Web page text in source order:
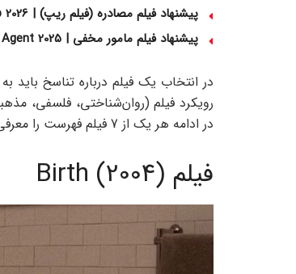
پیشنهاد فیلم مصادره (فیلم ریپ) | The Rip 2026
پیشنهاد فیلم مامور مخفی | The Secret Agent 2025
رویکرد فیلم (روان‌شناختی، فلسفی،
در ادامه هر یک از 7 فیلم فهرست را معرفی و تحلیل می‌کنیم تا با مقایسه‌ دقیق، انتخاب برایتان آسان شود.
فیلم Birth (2004)